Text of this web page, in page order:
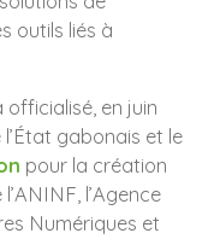
outils liés à
en juin
gabonais et le
pour la création
l’Agence
Numériques et